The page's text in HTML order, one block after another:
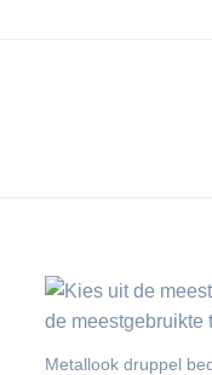
Metallook druppel